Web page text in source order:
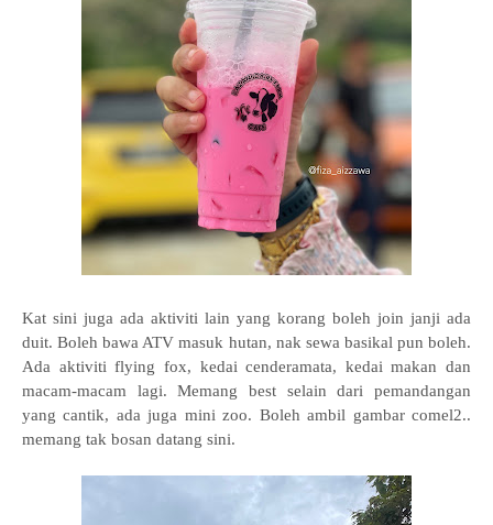
Kat sini juga ada aktiviti lain yang korang boleh join janji ada
duit. Boleh bawa ATV masuk hutan, nak sewa basikal pun boleh.
Ada aktiviti flying fox, kedai cenderamata, kedai makan dan
macam-macam lagi. Memang best selain dari pemandangan
yang cantik, ada juga mini zoo. Boleh ambil gambar comel2..
memang tak bosan datang sini.